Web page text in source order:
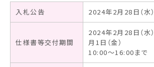
お問い合わせ
アクセス
入札公告 2024年2月28日（水）
仕様書等交付期間
2024年2月28日（
月1日（金）
10:00～16:00まで